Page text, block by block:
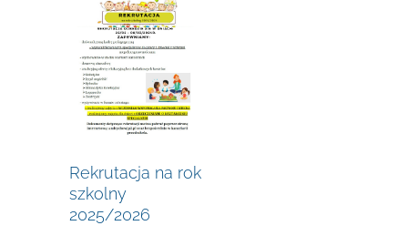
Rekrutacja na rok
szkolny
2025/2026